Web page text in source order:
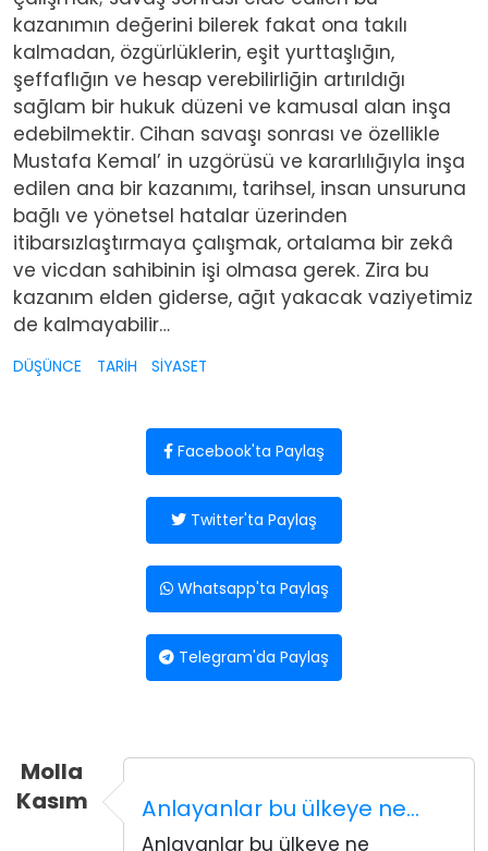
kazanımın değerini bilerek fakat ona takılı
kalmadan, özgürlüklerin, eşit yurttaşlığın,
şeffaflığın ve hesap verebilirliğin artırıldığı
sağlam bir hukuk düzeni ve kamusal alan inşa
edebilmektir. Cihan savaşı sonrası ve özellikle
Mustafa Kemal’ in uzgörüsü ve kararlılığıyla inşa
edilen ana bir kazanımı, tarihsel, insan unsuruna
bağlı ve yönetsel hatalar üzerinden
itibarsızlaştırmaya çalışmak, ortalama bir zekâ
ve vicdan sahibinin işi olmasa gerek. Zira bu
kazanım elden giderse, ağıt yakacak vaziyetimiz
de kalmayabilir…
DÜŞÜNCE TARİH SİYASET
Facebook'ta Paylaş
Twitter'ta Paylaş
Whatsapp'ta Paylaş
Telegram'da Paylaş
Molla
Kasım
Anlayanlar bu ülkeye ne…
Anlayanlar bu ülkeye ne